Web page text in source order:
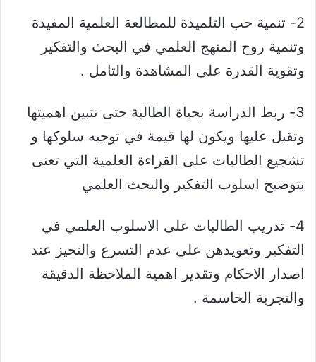
2- تنمية حب التلميذة للمطالعة العلمية المفيدة
وتنمية روح المنهج العلمي في البحث والتفكير
وتقوية القدرة على المشاهدة والتامل .
3- ربط الدراسة بحياة الطالبة حتى تتبين اهميتها
وتقبل عليها ويكون لها قيمة في توجيه سلوكها و
تشجيع الطالبات على القراءة العلمية التي تعنى
بتوضيح اسلوب التفكير والبحث العلمي
4- تدريب الطالبات على الاسلوب العلمي في
التفكير وتعويدهن على عدم التسرع والتحيز عند
اصدار الاحكام وتقدير اهمية الملاحظة الدقيقة
والتجربة الحاسمة .